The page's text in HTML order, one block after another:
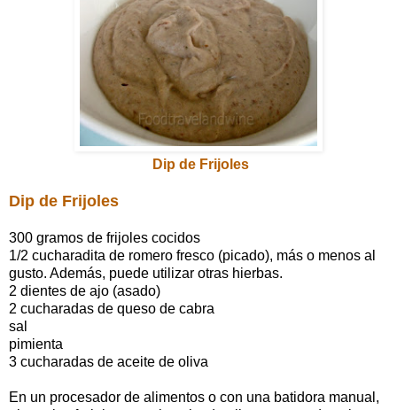
Dip de Frijoles
Dip de Frijoles
300 gramos de frijoles cocidos
1/2 cucharadita de romero fresco (picado), más o menos al
gusto. Además, puede utilizar otras hierbas.
2 dientes de ajo (asado)
2 cucharadas de queso de cabra
sal
pimienta
3 cucharadas de aceite de oliva
En un procesador de alimentos o con una batidora manual,